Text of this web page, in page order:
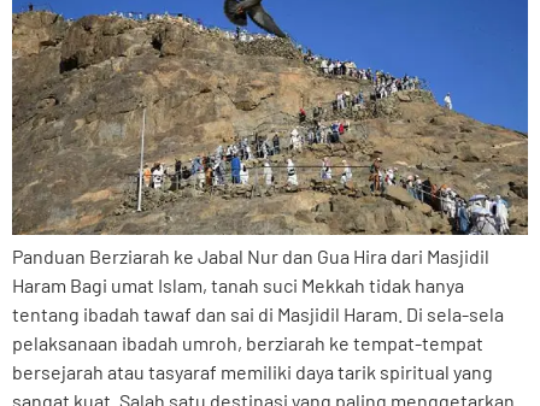
Panduan Berziarah ke Jabal Nur dan Gua Hira dari Masjidil
Haram Bagi umat Islam, tanah suci Mekkah tidak hanya
tentang ibadah tawaf dan sai di Masjidil Haram. Di sela-sela
pelaksanaan ibadah umroh, berziarah ke tempat-tempat
bersejarah atau tasyaraf memiliki daya tarik spiritual yang
sangat kuat. Salah satu destinasi yang paling menggetarkan